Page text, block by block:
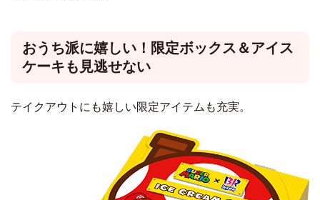
おうち派に嬉しい！限定ボックス＆アイス
ケーキも見逃せない
テイクアウトにも嬉しい限定アイテムも充実。